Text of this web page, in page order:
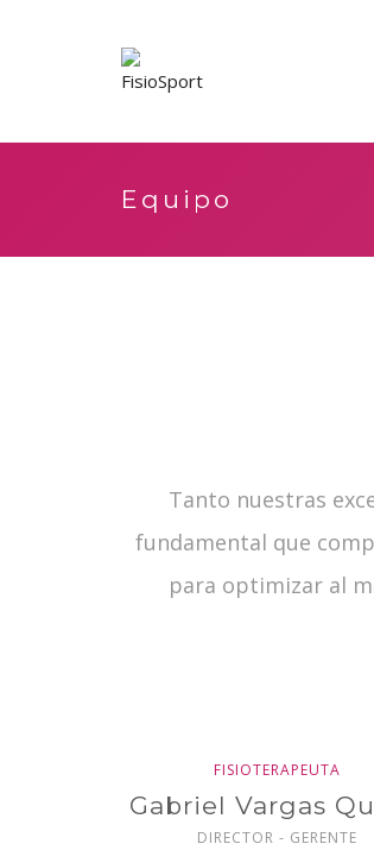
Equipo
Tanto nuestras
fundamental que
para optimizar al
FISIOTERAPEUTA
Gabriel Vargas
DIRECTOR - GERENTE